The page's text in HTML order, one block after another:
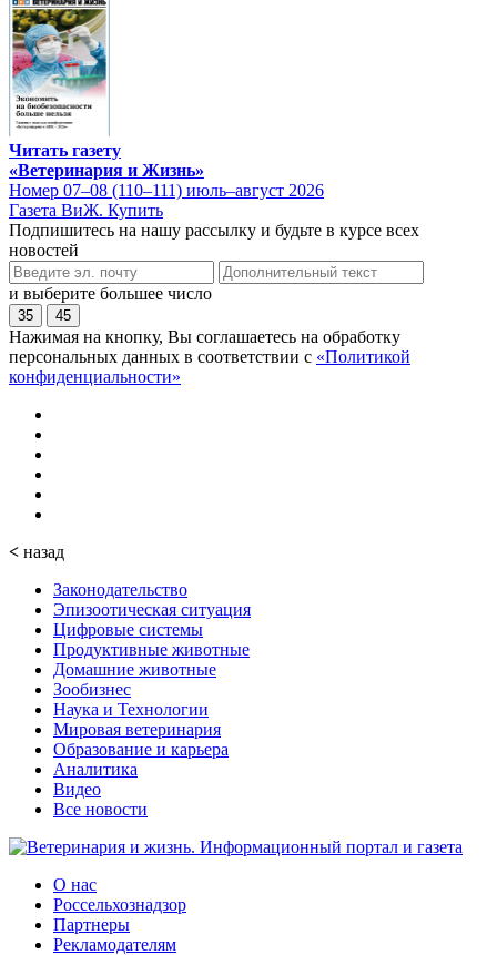
Читать газету
«Ветеринария и Жизнь»
Номер 07–08 (110–111) июль–август 2026
Газета ВиЖ. Купить
Подпишитесь на нашу рассылку и будьте в курсе всех
новостей
и выберите большее число
35 45
Нажимая на кнопку, Вы соглашаетесь на обработку
персональных данных в соответствии с «Политикой
конфиденциальности»
< назад
Законодательство
Эпизоотическая ситуация
Цифровые системы
Продуктивные животные
Домашние животные
Зообизнес
Наука и Технологии
Мировая ветеринария
Образование и карьера
Аналитика
Видео
Все новости
О нас
Россельхознадзор
Партнеры
Рекламодателям